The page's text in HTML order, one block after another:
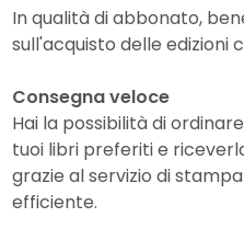
In qualità di abbonato,
sull'acquisto delle edizioni
Consegna veloce
Hai la possibilità di
tuoi libri preferiti e
grazie al servizio di
efficiente.